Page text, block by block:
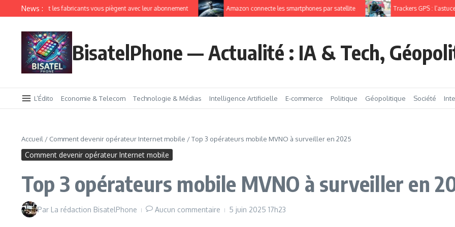
News :
comment les fabricants vous piègent avec leur abonnement Amazon connecte les smartphones par satellite Trackers GPS : l’astuce pour
BisatelPhone — Actualité : IA & Tech,
L’Édito Economie & Telecom Technologie & Médias Intelligence Artificielle E-commerce Politique Géopolitique Société
Accueil / Comment devenir opérateur Internet mobile /Top 3 opérateurs mobile MVNO à surveiller en 2025
Comment devenir opérateur Internet mobile
Top 3 opérateurs mobile MVNO à surveiller en
Par La rédaction BisatelPhone Aucun commentaire 5 juin 2025 17h23